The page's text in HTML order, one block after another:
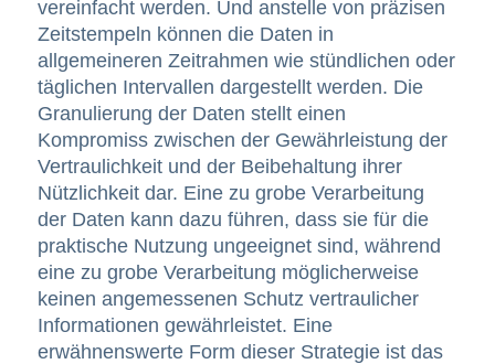
vereinfacht werden. Und anstelle von präzisen
Zeitstempeln können die Daten in
allgemeineren Zeitrahmen wie stündlichen oder
täglichen Intervallen dargestellt werden. Die
Granulierung der Daten stellt einen
Kompromiss zwischen der Gewährleistung der
Vertraulichkeit und der Beibehaltung ihrer
Nützlichkeit dar. Eine zu grobe Verarbeitung
der Daten kann dazu führen, dass sie für die
praktische Nutzung ungeeignet sind, während
eine zu grobe Verarbeitung möglicherweise
keinen angemessenen Schutz vertraulicher
Informationen gewährleistet. Eine
erwähnenswerte Form dieser Strategie ist das